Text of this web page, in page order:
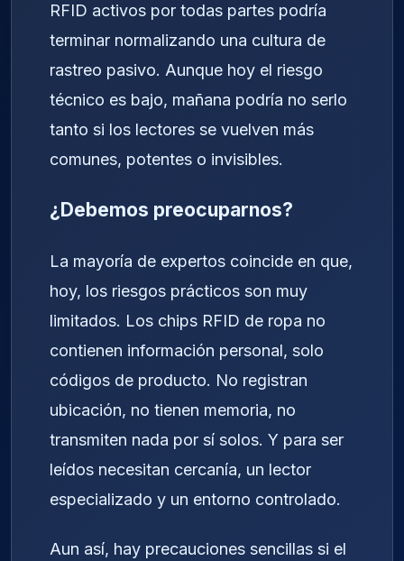
RFID activos por todas partes podría
terminar normalizando una cultura de
rastreo pasivo. Aunque hoy el riesgo
técnico es bajo, mañana podría no serlo
tanto si los lectores se vuelven más
comunes, potentes o invisibles.
¿Debemos preocuparnos?
La mayoría de expertos coincide en que,
hoy, los riesgos prácticos son muy
limitados. Los chips RFID de ropa no
contienen información personal, solo
códigos de producto. No registran
ubicación, no tienen memoria, no
transmiten nada por sí solos. Y para ser
leídos necesitan cercanía, un lector
especializado y un entorno controlado.
Aun así, hay precauciones sencillas si el